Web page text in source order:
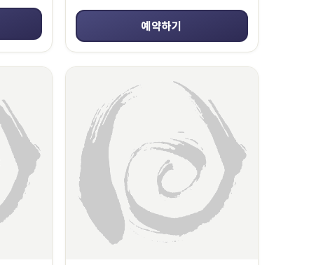
예약하기